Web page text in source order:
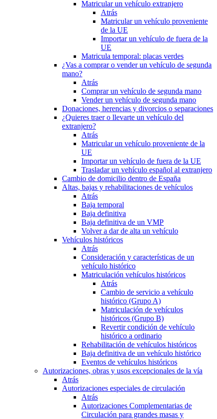
Matricular un vehículo extranjero
Atrás
Matricular un vehículo proveniente
de la UE
Importar un vehículo de fuera de la
UE
Matricula temporal: placas verdes
¿Vas a comprar o vender un vehículo de segunda
mano?
Atrás
Comprar un vehículo de segunda mano
Vender un vehículo de segunda mano
Donaciones, herencias y divorcios o separaciones
¿Quieres traer o llevarte un vehículo del
extranjero?
Atrás
Matricular un vehículo proveniente de la
UE
Importar un vehículo de fuera de la UE
Trasladar un vehículo español al extranjero
Cambio de domicilio dentro de España
Altas, bajas y rehabilitaciones de vehículos
Atrás
Baja temporal
Baja definitiva
Baja definitiva de un VMP
Volver a dar de alta un vehículo
Vehículos históricos
Atrás
Consideración y características de un
vehículo histórico
Matriculación vehículos históricos
Atrás
Cambio de servicio a vehículo
histórico (Grupo A)
Matriculación de vehículos
históricos (Grupo B)
Revertir condición de vehículo
histórico a ordinario
Rehabilitación de vehículos históricos
Baja definitiva de un vehículo histórico
Eventos de vehículos históricos
Autorizaciones, obras y usos excepcionales de la vía
Atrás
Autorizaciones especiales de circulación
Atrás
Autorizaciones Complementarias de
Circulación para grandes masas y